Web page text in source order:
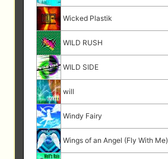
Wicked Plastik
WILD RUSH
WILD SIDE
will
Windy Fairy
Wings of an Angel (Fly With Me)